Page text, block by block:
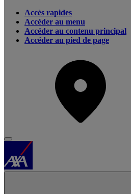
Accès rapides
Accéder au menu
Accéder au contenu principal
Accéder au pied de page